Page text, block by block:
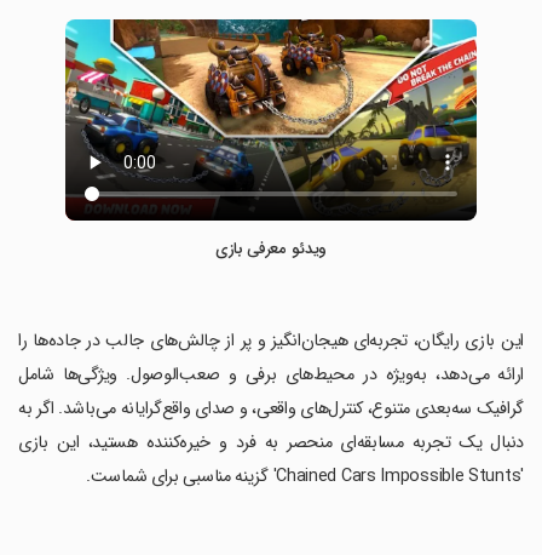
ویدئو معرفی بازی
‏این بازی رایگان، تجربه‌ای هیجان‌انگیز و پر از چالش‌های جالب در جاده‌ها را
ارائه می‌دهد، به‌ویژه در محیط‌های برفی و صعب‌الوصول. ویژگی‌ها شامل
گرافیک سه‌بعدی متنوع، کنترل‌های واقعی، و صدای واقع‌گرایانه می‌باشد. اگر به
دنبال یک تجربه مسابقه‌ای منحصر به فرد و خیره‌کننده هستید، این بازی
'Chained Cars Impossible Stunts' گزینه مناسبی برای شماست.